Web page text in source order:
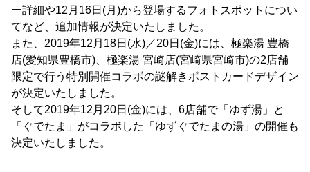
ー詳細や12月16日(月)から登場するフォトスポットについ
てなど、追加情報が決定いたしました。
また、2019年12月18日(水)／20日(金)には、極楽湯 豊橋
店(愛知県豊橋市)、極楽湯 宮崎店(宮崎県宮崎市)の2店舗
限定で行う特別開催コラボの謎解きポストカードデザイン
が決定いたしました。
そして2019年12月20日(金)には、6店舗で「ゆず湯」と
「ぐでたま」がコラボした「ゆずぐでたまの湯」の開催も
決定いたしました。